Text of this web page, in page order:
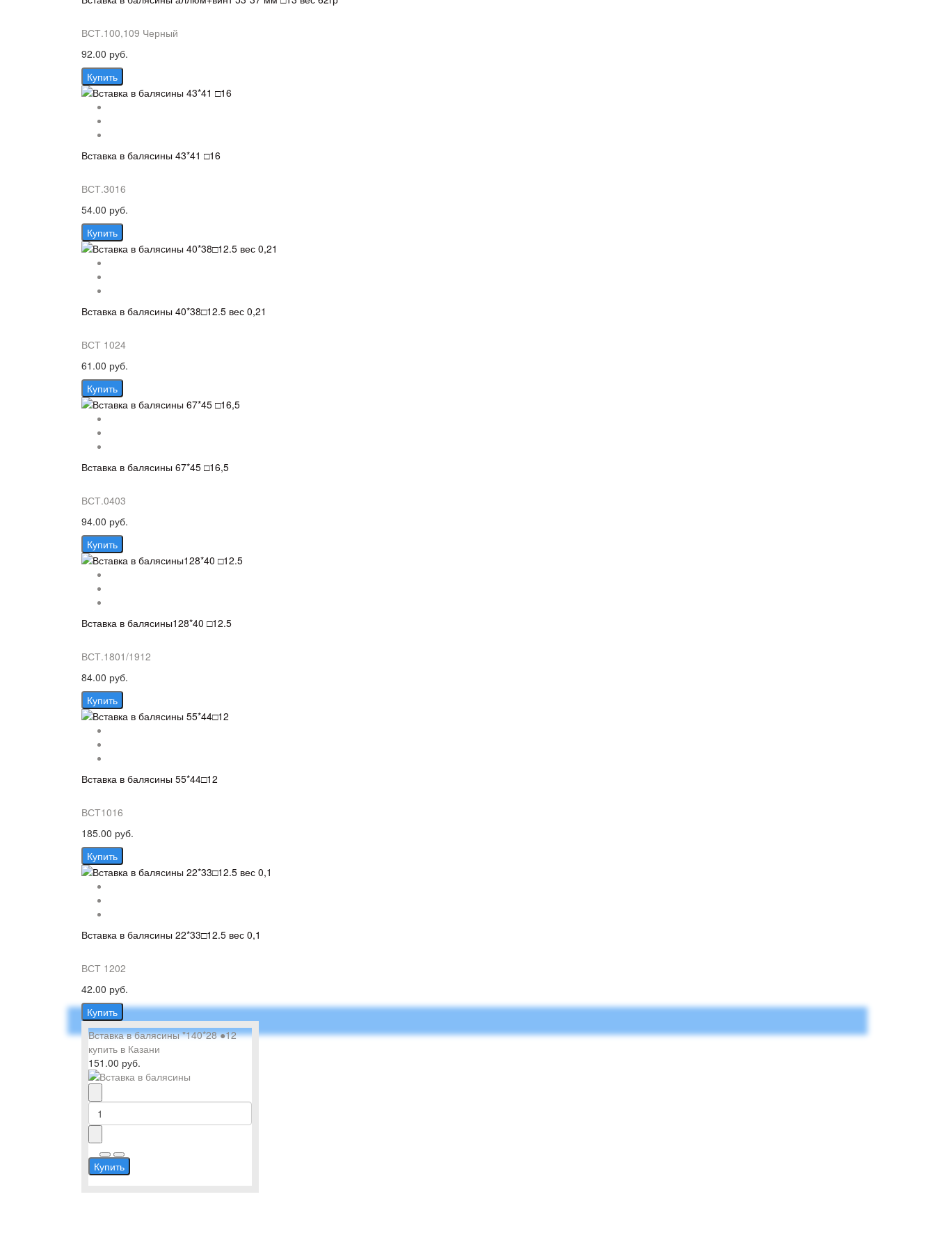
ВСТ.100,109 Черный
92.00 руб.
Купить
Вставка в балясины 43*41 □16
ВСТ.3016
54.00 руб.
Купить
Вставка в балясины 40*38□12.5 вес 0,21
ВСТ 1024
61.00 руб.
Купить
Вставка в балясины 67*45 □16,5
ВСТ.0403
94.00 руб.
Купить
Вставка в балясины128*40 □12.5
ВСТ.1801/1912
84.00 руб.
Купить
Вставка в балясины 55*44□12
ВСТ1016
185.00 руб.
Купить
Вставка в балясины 22*33□12.5 вес 0,1
ВСТ 1202
42.00 руб.
Купить
Вставка в балясины "140*28 ●12
купить в Казани
151.00 руб.
Купить